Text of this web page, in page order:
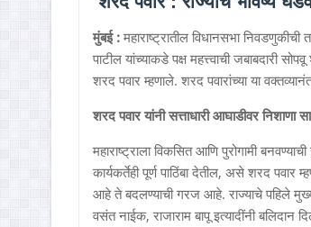
मुंबई : महाराष्ट्रातील विधानसभा
पाटील यांच्याकडे पक्ष महत्त्वाची जबाबदारी
शरद पवार म्हणाले. शरद पवारांच्या या
शरद पवार यांनी सत्ताधारी आघाडीवर निशाणा
महाराष्ट्राला विकसित आणि पुरोगामी
कार्यकर्तेही पूर्ण पाठिंबा देतील, असे शरद
आहे ते बदलण्याची गरज आहे. राज्याचे पहिले
वसंत नाईक, राजाराम बापू इत्यादींनी